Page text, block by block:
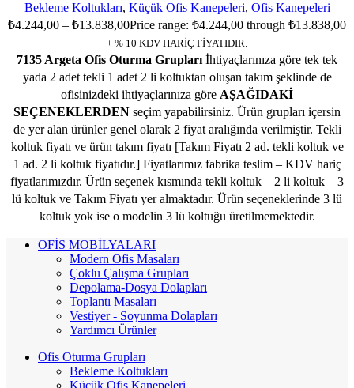
Bekleme Koltukları, Küçük Ofis Kanepeleri, Ofis Kanepeleri
₺4.244,00 – ₺13.838,00Price range: ₺4.244,00 through ₺13.838,00
+ % 10 KDV HARİÇ FİYATIDIR.
7135 Argeta Ofis Oturma Gruplarıİhtiyaçlarınıza göre tek tek
yada 2 adet tekli 1 adet 2 li koltuktan oluşan takım şeklinde de
ofisinizdeki ihtiyaçlarınıza göre AŞAĞIDAKİ
SEÇENEKLERDEN seçim yapabilirsiniz. Ürün grupları içersin
de yer alan ürünler genel olarak 2 fiyat aralığında verilmiştir. Tekli
koltuk fiyatı ve ürün takım fiyatı [Takım Fiyatı 2 ad. tekli koltuk ve
1 ad. 2 li koltuk fiyatıdır.] Fiyatlarımız fabrika teslim – KDV hariç
fiyatlarımızdır. Ürün seçenek kısmında tekli koltuk – 2 li koltuk – 3
lü koltuk ve Takım Fiyatı yer almaktadır. Ürün seçeneklerinde 3 lü
koltuk yok ise o modelin 3 lü koltuğu üretilmemektedir.
OFİS MOBİLYALARI
Modern Ofis Masaları
Çoklu Çalışma Grupları
Depolama-Dosya Dolapları
Toplantı Masaları
Vestiyer - Soyunma Dolapları
Yardımcı Ürünler
Ofis Oturma Grupları
Bekleme Koltukları